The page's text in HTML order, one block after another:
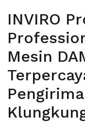
INVIRO
Mesin